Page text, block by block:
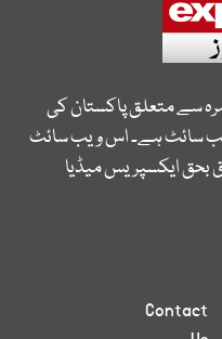
سے متعلق پاکستان کی
سائٹ ہے۔ اس ویب سائٹ
بحق ایکسپریس میڈیا
Contact